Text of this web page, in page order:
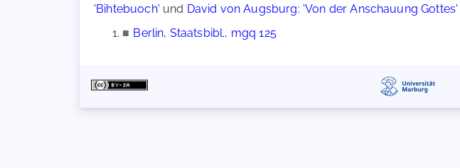
'Bihtebuoch' und David von Augsburg: 'Von der Anschauung Gottes'
■ Berlin, Staatsbibl., mgq 125